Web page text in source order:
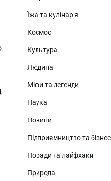
Їжа та кулінарія
Космос
Культура
Людина
Міфи та легенди
Наука
Новини
Підприємництво та бізнес
Поради та лайфхаки
Природа